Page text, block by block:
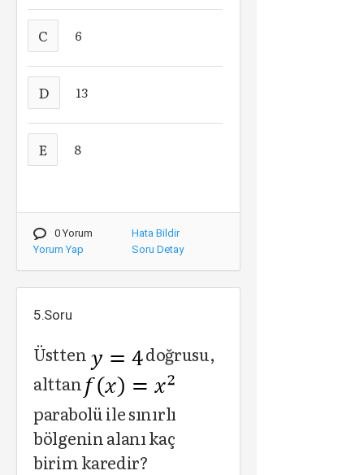
C 6
D 13
E 8
0 Yorum
Yorum Yap
Hata Bildir
Soru Detay
5.Soru
Üstten
doğrusu,
alttan
parabolü ile sınırlı
bölgenin alanı kaç
birim karedir?